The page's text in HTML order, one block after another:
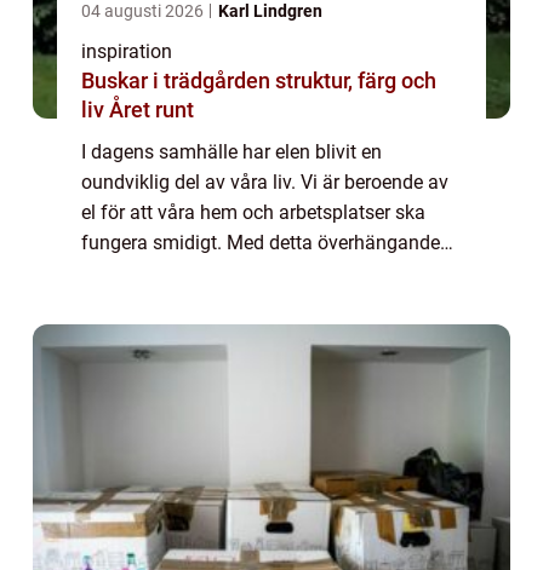
04 augusti 2026 Karl Lindgren
inspiration
Buskar i trädgården struktur, färg och
liv Året runt
I dagens samhälle har elen blivit en
oundviklig del av våra liv. Vi är beroende av
el för att våra hem och arbetsplatser ska
fungera smidigt. Med detta överhängande